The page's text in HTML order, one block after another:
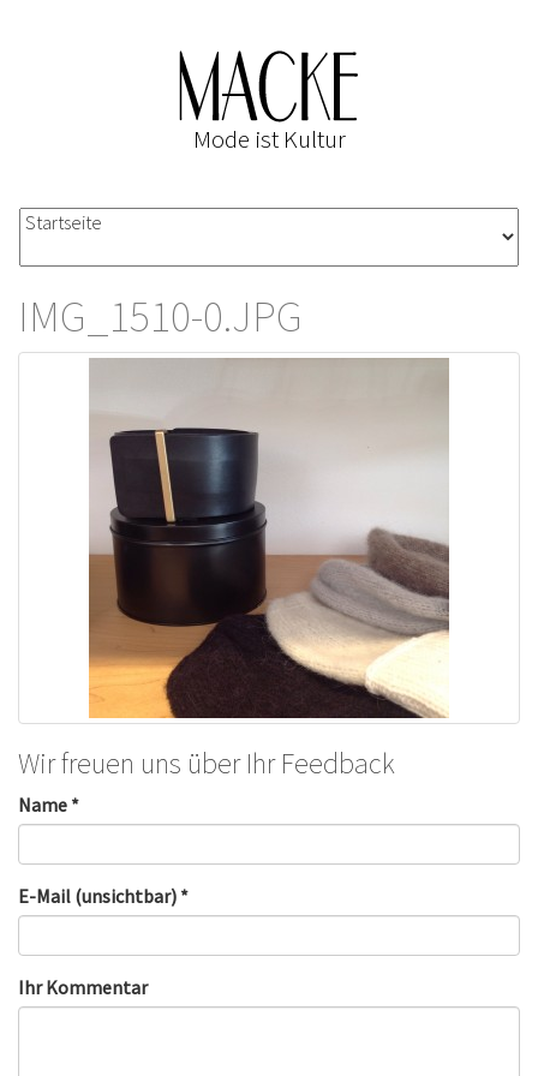
Mode ist Kultur
IMG_1510-0.JPG
Wir freuen uns über Ihr Feedback
Name *
E-Mail (unsichtbar) *
Ihr Kommentar